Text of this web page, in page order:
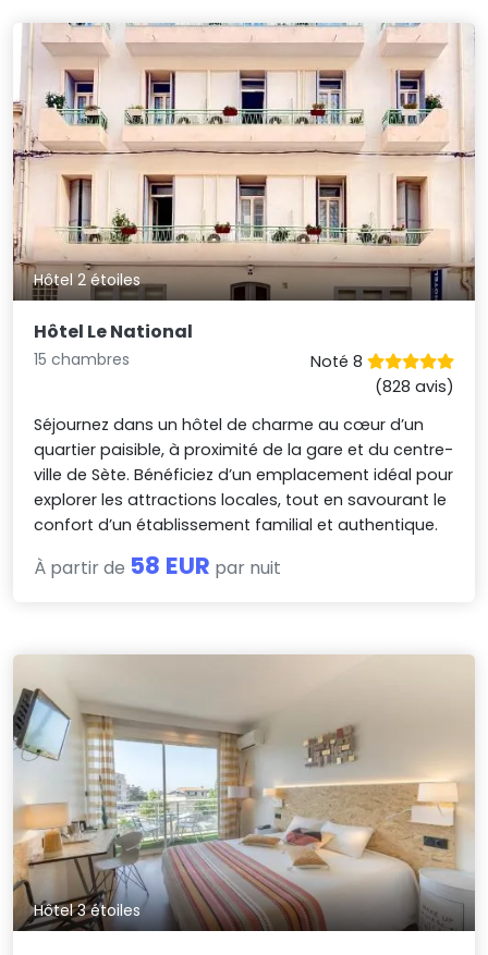
Hôtel 2 étoiles
Hôtel Le National
15 chambres
Noté 8
(828 avis)
Séjournez dans un hôtel de charme au cœur d’un
quartier paisible, à proximité de la gare et du centre-
ville de Sète. Bénéficiez d’un emplacement idéal pour
explorer les attractions locales, tout en savourant le
confort d’un établissement familial et authentique.
À partir de 58 EUR par nuit
Hôtel 3 étoiles